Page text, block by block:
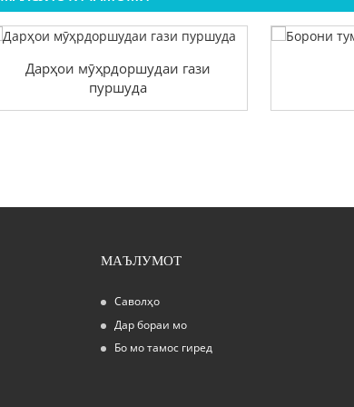
Дарҳои мӯҳрдоршудаи гази
пуршуда
МАЪЛУМОТ
Саволҳо
Дар бораи мо
Бо мо тамос гиред